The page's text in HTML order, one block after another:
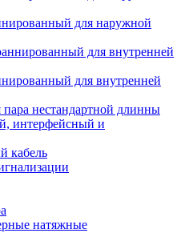
для наружной
для внутренней
для внутренней
пара нестандартной длинны
интерфейсный и
кабель
натяжные